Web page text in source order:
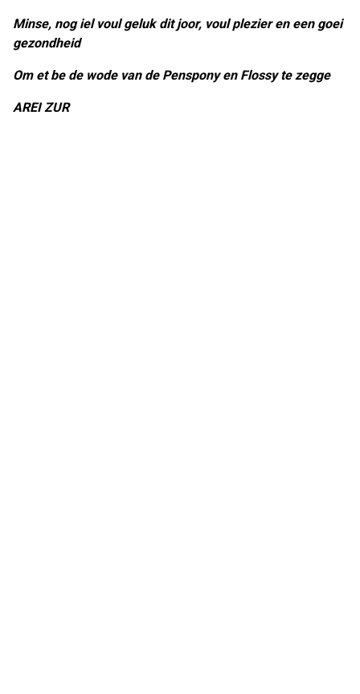
Minse, nog iel voul geluk dit joor, voul plezier en een goei
gezondheid
Om et be de wode van de Penspony en Flossy te zegge
AREI ZUR